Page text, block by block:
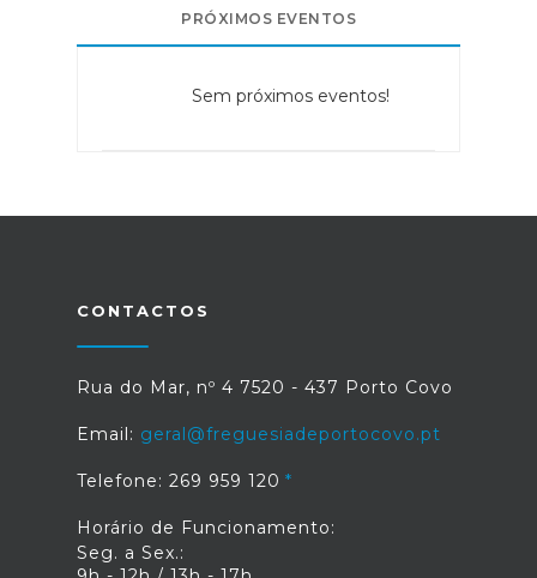
PRÓXIMOS EVENTOS
Sem próximos eventos!
CONTACTOS
Rua do Mar, nº 4 7520 - 437 Porto Covo
Email: geral@freguesiadeportocovo.pt
Telefone: 269 959 120
Horário de Funcionamento:
Seg. a Sex.: